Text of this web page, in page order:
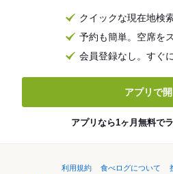
クイックな現在地検
予約も簡単。空席を
会員登録なし。すぐ
アプリで開
アプリなら1ヶ月無料で
利用規約 食べログについて